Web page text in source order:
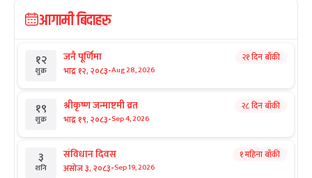
आगामी बिदाहरु
१२
शुक्र
जनै पूर्णिमा
भाद्र १२, २०८३-Aug 28, 2026
२१ दिन बाँकी
१९
शुक्र
श्रीकृष्ण जन्माष्टमी व्रत
भाद्र १९, २०८३-Sep 4, 2026
२८ दिन बाँकी
३
शनि
संविधान दिवस
असोज ३, २०८३-Sep 19, 2026
१ महिना बाँकी